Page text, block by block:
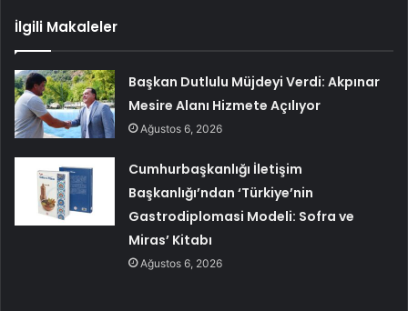
İlgili Makaleler
Başkan Dutlulu Müjdeyi Verdi: Akpınar
Mesire Alanı Hizmete Açılıyor
Ağustos 6, 2026
Cumhurbaşkanlığı İletişim
Başkanlığı’ndan ‘Türkiye’nin
Gastrodiplomasi Modeli: Sofra ve
Miras’ Kitabı
Ağustos 6, 2026